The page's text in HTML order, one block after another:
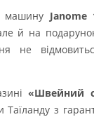
машину Janome
й на
не
«Швейний
Таїланду з